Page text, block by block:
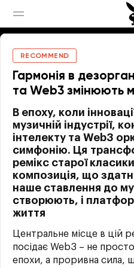
RECOMMEND
Гармонія в
та Web3 змінюють
В епоху, коли
музичній індустрії,
інтелекту та Web3
симфонію. Ця
ремікс старої
композиція, що
наше ставлення до
створюють, і
життя
Центральне місце в цій
посідає Web3 – не
епохи, а проривна сила,